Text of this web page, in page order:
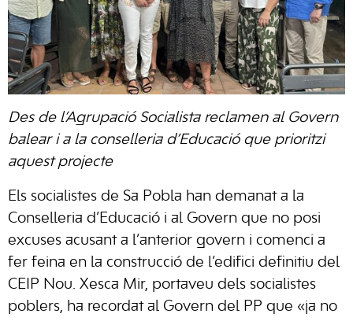
Des de l’Agrupació Socialista reclamen al Govern
balear i a la conselleria d’Educació que prioritzi
aquest projecte
Els socialistes de Sa Pobla han demanat a la
Conselleria d’Educació i al Govern que no posi
excuses acusant a l’anterior govern i comenci a
fer feina en la construcció de l’edifici definitiu del
CEIP Nou. Xesca Mir, portaveu dels socialistes
poblers, ha recordat al Govern del PP que «ja no